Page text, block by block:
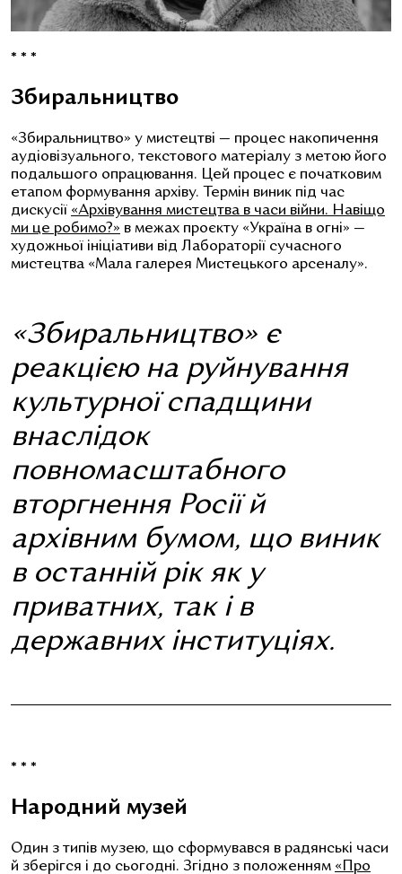
* * *
Збиральництво
«Збиральництво» у мистецтві — процес накопичення
аудіовізуального, текстового матеріалу з метою його
подальшого опрацювання. Цей процес є початковим
етапом формування архіву. Термін виник під час
дискусії «Архівування мистецтва в часи війни. Навіщо
ми це робимо?» в межах проєкту «Україна в огні» —
художньої ініціативи від Лабораторії сучасного
мистецтва «Мала галерея Мистецького арсеналу».
«Збиральництво» є
реакцією на руйнування
культурної спадщини
внаслідок
повномасштабного
вторгнення Росії й
архівним бумом, що виник
в останній рік як у
приватних, так і в
державних інституціях.
* * *
Народний музей
Один з типів музею, що сформувався в радянські часи
й зберігся і до сьогодні. Згідно з положенням «Про